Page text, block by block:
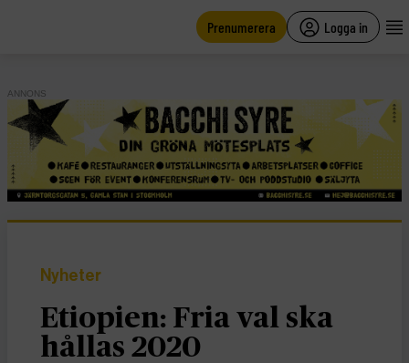
Prenumerera Logga in
ANNONS
Nyheter
Etiopien: Fria val ska
hållas 2020